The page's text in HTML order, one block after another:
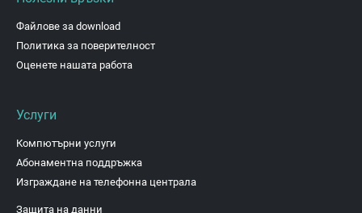
Файлове за download
Политика за поверителност
Оценете нашата работа
Услуги
Компютърни услуги
Абонаментна поддръжка
Изграждане на телефонна централа
Защита на данни